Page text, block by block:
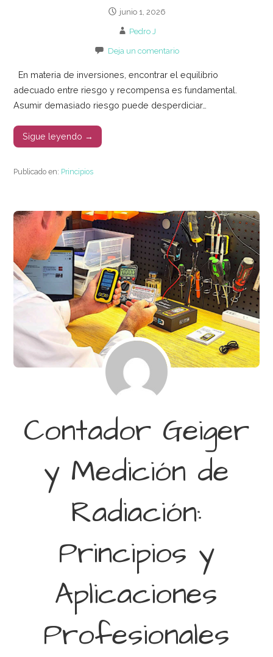
junio 1, 2026
Pedro J
Deja un comentario
En materia de inversiones, encontrar el equilibrio
adecuado entre riesgo y recompensa es fundamental.
Asumir demasiado riesgo puede desperdiciar…
Sigue leyendo →
Publicado en: Principios
Contador Geiger
y Medición de
Radiación:
Principios y
Aplicaciones
Profesionales